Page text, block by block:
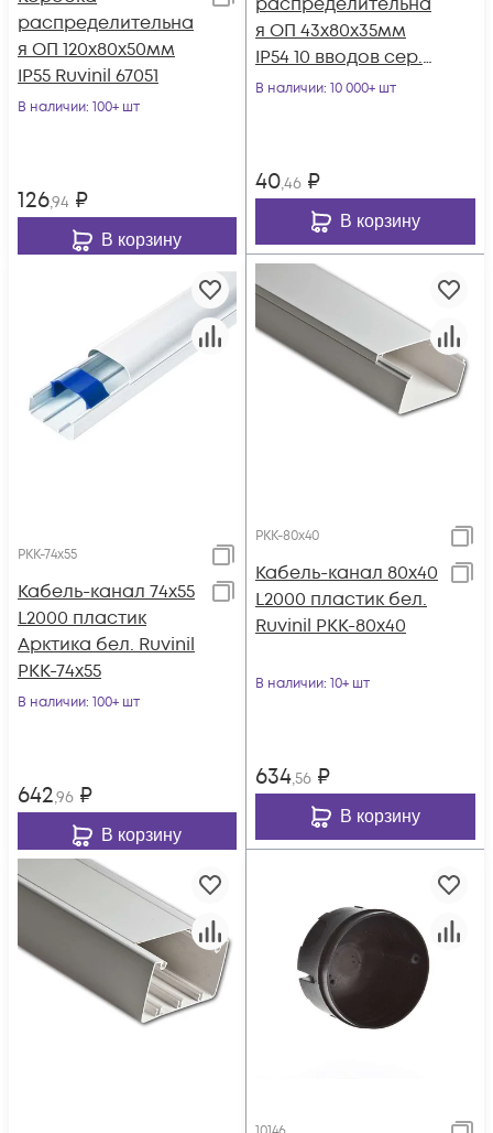
распределительна
я ОП 120х80х50мм
IP55 Ruvinil 67051
В наличии: 100+ шт
126,94 ₽
В корзину
я ОП 43х80х35мм
IP54 10 вводов сер.
Ruvinil 67091
В наличии: 10 000+ шт
40,46 ₽
В корзину
РКК-74х55
Кабель-канал 74х55
L2000 пластик
Арктика бел. Ruvinil
РКК-74х55
В наличии: 100+ шт
642,96 ₽
В корзину
РКК-80х40
Кабель-канал 80х40
L2000 пластик бел.
Ruvinil РКК-80х40
В наличии: 10+ шт
634,56 ₽
В корзину